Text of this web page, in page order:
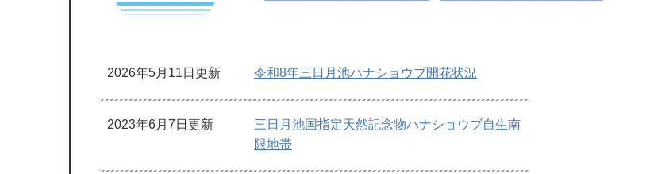
2026年5月11日更新 令和8年三日月池ハナショウブ開花状況
2023年6月7日更新
三日月池国指定天然記念物ハナショウブ自生南
限地帯